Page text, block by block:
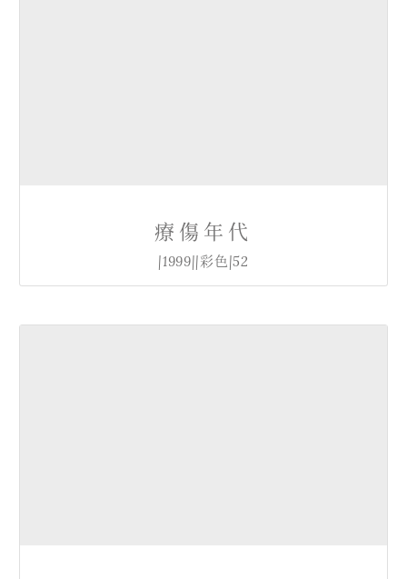
療傷年代
|1999||彩色|52